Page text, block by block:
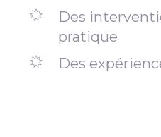
Des
pratique
Des